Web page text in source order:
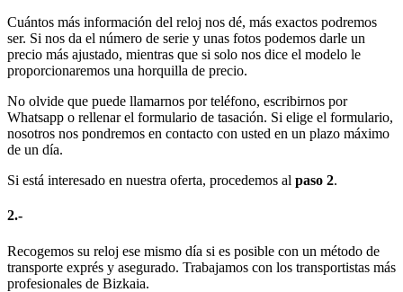
Cuántos más información del reloj nos dé, más exactos podremos
ser. Si nos da el número de serie y unas fotos podemos darle un
precio más ajustado, mientras que si solo nos dice el modelo le
proporcionaremos una horquilla de precio.
No olvide que puede llamarnos por teléfono, escribirnos por
Whatsapp o rellenar el formulario de tasación. Si elige el formulario,
nosotros nos pondremos en contacto con usted en un plazo máximo
de un día.
Si está interesado en nuestra oferta, procedemos al paso 2.
2.-
Recogemos su reloj ese mismo día si es posible con un método de
transporte exprés y asegurado. Trabajamos con los transportistas más
profesionales de Bizkaia.